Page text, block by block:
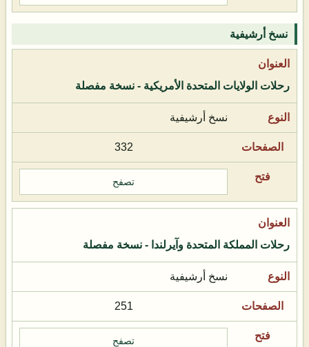
نسخ أرشيفية
رحلات الولايات المتحدة الأمريكية - نسخة مفصلة
نسخ أرشيفية
332
تصفح
رحلات المملكة المتحدة وآيرلندا - نسخة مفصلة
نسخ أرشيفية
251
تصفح